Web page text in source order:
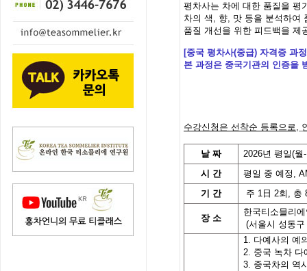
평차사는 차에 대한 품질을 평
차의 색, 향, 맛 등을 분석하여
품질 개선을 위한 피드백을 제
[중국 평차사(중급) 자격증 과정
본 과정은 중국기관의 인증을
수강신청은 선착순 등록으로,
날 짜 2026년 평일(
시 간 평일 중 예정,
기
간 주 1日 2회 , 총
장 소
한국티소믈리
(서울시 성동
1. 다예사의 예
2. 중국 녹차 다
3. 중국차의 역